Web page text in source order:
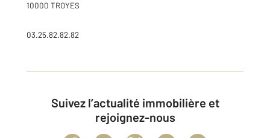
10000 TROYES
03.25.82.82.82
Suivez l’actualité immobilière et
rejoignez-nous